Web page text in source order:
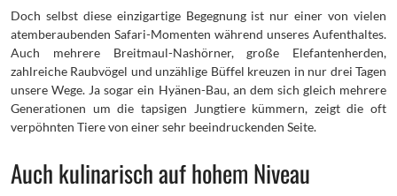
Doch selbst diese einzigartige Begegnung ist nur einer von vielen
atemberaubenden Safari-Momenten während unseres Aufenthaltes.
Auch mehrere Breitmaul-Nashörner, große Elefantenherden,
zahlreiche Raubvögel und unzählige Büffel kreuzen in nur drei Tagen
unsere Wege. Ja sogar ein Hyänen-Bau, an dem sich gleich mehrere
Generationen um die tapsigen Jungtiere kümmern, zeigt die oft
verpöhnten Tiere von einer sehr beeindruckenden Seite.
Auch kulinarisch auf hohem Niveau